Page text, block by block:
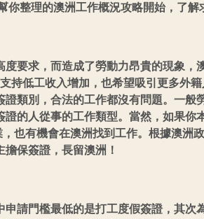
你整理的澳洲工作概況攻略開始，了
度要求，而造成了勞動力昂貴的現象
持低工收入增加，也希望吸引更多外籍
類別，合法的工作都沒有問題。一般
證的人從事的工作類型。當然，如果你
也有機會在澳洲找到工作。根據澳洲
保簽證，長留澳洲！
請門檻最低的是打工度假簽證，其次